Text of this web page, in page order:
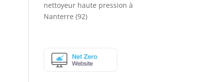
nettoyeur haute pression à
Nanterre (92)